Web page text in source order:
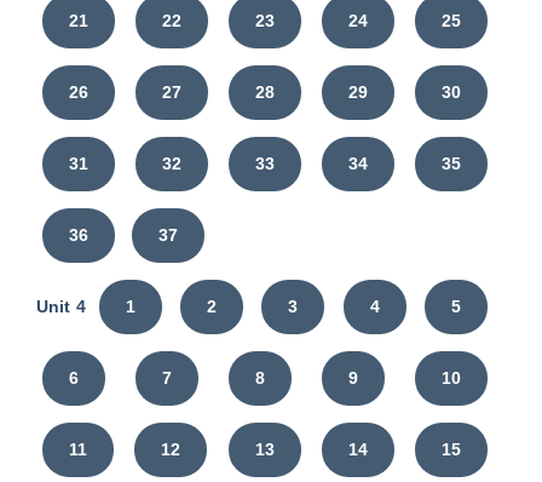
21 22 23 24 25
26 27 28 29 30
31 32 33 34 35
36 37
Unit 4 1 2 3 4 5
6 7 8 9 10
11 12 13 14 15